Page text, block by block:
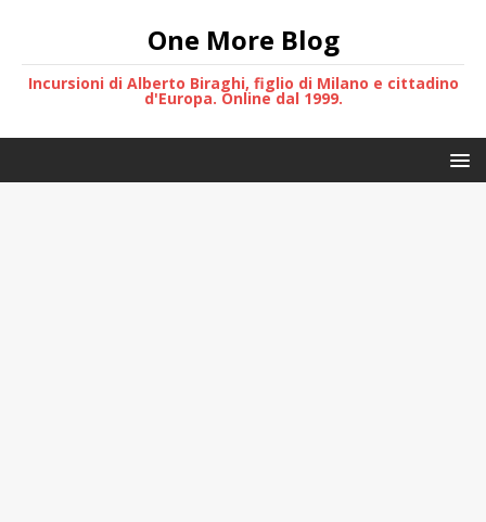
One More Blog
Incursioni di Alberto Biraghi, figlio di Milano e cittadino
d'Europa. Online dal 1999.